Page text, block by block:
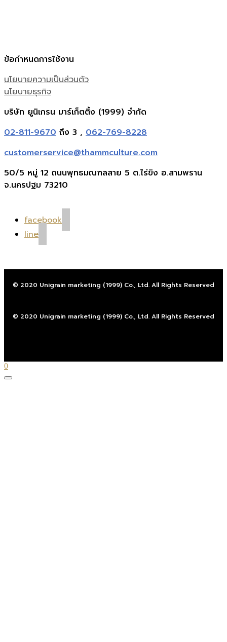
ข้อกำหนดการใช้งาน
นโยบายความเป็นส่วนตัว
นโยบายธุรกิจ
บริษัท ยูนิเกรน มาร์เก็ตติ้ง (1999) จำกัด
02-811-9670 ถึง 3 , 062-769-8228
customerservice@thammculture.com
50/5 หมู่ 12 ถนนพุทธมณฑลสาย 5 ต.ไร่ขิง อ.สามพราน
จ.นครปฐม 73210
facebook
line
© 2020 Unigrain marketing (1999) Co., Ltd. All Rights Reserved
© 2020 Unigrain marketing (1999) Co., Ltd. All Rights Reserved
0